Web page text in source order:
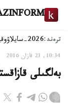
ترەند:2026-سايلاۋ
10:34, 23 قازان 2016
بەلگىلى